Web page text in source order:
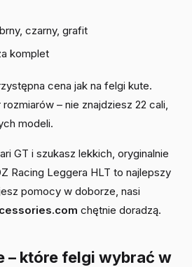
czarny, grafit
komplet
cena jak na felgi kute.
– nie znajdziesz 22 cali,
modeli.
GT i szukasz lekkich, oryginalnie
Racing Leggera HLT to najlepszy
pomocy w doborze, nasi
chętnie doradzą.
– które felgi wybrać w